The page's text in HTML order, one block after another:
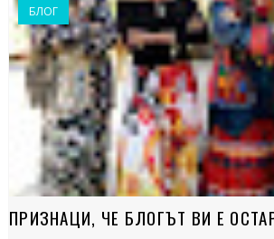
БЛОГ
ПРИЗНАЦИ, ЧЕ БЛОГЪТ ВИ Е